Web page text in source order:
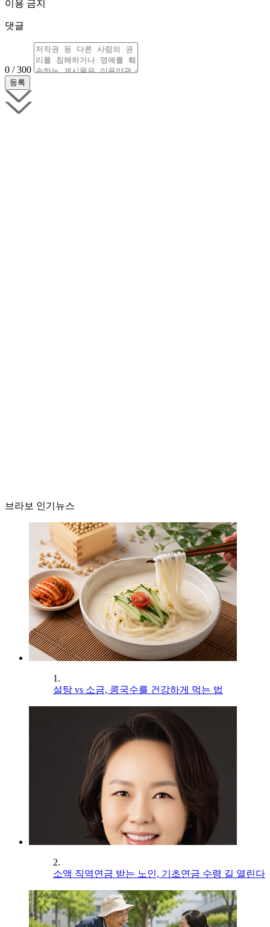
이용 금지
댓글
0 / 300
브라보 인기뉴스
1.
설탕 vs 소금, 콩국수를 건강하게 먹는 법
2.
소액 직역연금 받는 노인, 기초연금 수령 길 열린다